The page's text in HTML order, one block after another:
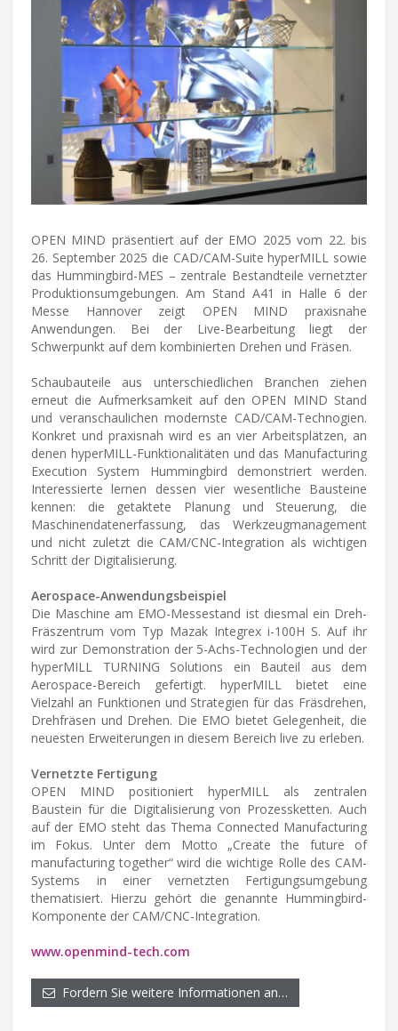
OPEN MIND präsentiert auf der EMO 2025 vom 22. bis
26. September 2025 die CAD/CAM-Suite hyperMILL sowie
das Hummingbird-MES – zentrale Bestandteile vernetzter
Produktionsumgebungen. Am Stand A41 in Halle 6 der
Messe Hannover zeigt OPEN MIND praxisnahe
Anwendungen. Bei der Live-Bearbeitung liegt der
Schwerpunkt auf dem kombinierten Drehen und Fräsen.
Schaubauteile aus unterschiedlichen Branchen ziehen
erneut die Aufmerksamkeit auf den OPEN MIND Stand
und veranschaulichen modernste CAD/CAM-Technogien.
Konkret und praxisnah wird es an vier Arbeitsplätzen, an
denen hyperMILL-Funktionalitäten und das Manufacturing
Execution System Hummingbird demonstriert werden.
Interessierte lernen dessen vier wesentliche Bausteine
kennen: die getaktete Planung und Steuerung, die
Maschinendatenerfassung, das Werkzeugmanagement
und nicht zuletzt die CAM/CNC-Integration als wichtigen
Schritt der Digitalisierung.
Aerospace-Anwendungsbeispiel
Die Maschine am EMO-Messestand ist diesmal ein Dreh-
Fräszentrum vom Typ Mazak Integrex i-100H S. Auf ihr
wird zur Demonstration der 5-Achs-Technologien und der
hyperMILL TURNING Solutions ein Bauteil aus dem
Aerospace-Bereich gefertigt. hyperMILL bietet eine
Vielzahl an Funktionen und Strategien für das Fräsdrehen,
Drehfräsen und Drehen. Die EMO bietet Gelegenheit, die
neuesten Erweiterungen in diesem Bereich live zu erleben.
Vernetzte Fertigung
OPEN MIND positioniert hyperMILL als zentralen
Baustein für die Digitalisierung von Prozessketten. Auch
auf der EMO steht das Thema Connected Manufacturing
im Fokus. Unter dem Motto „Create the future of
manufacturing together“ wird die wichtige Rolle des CAM-
Systems in einer vernetzten Fertigungsumgebung
thematisiert. Hierzu gehört die genannte Hummingbird-
Komponente der CAM/CNC-Integration.
www.openmind-tech.com
Fordern Sie weitere Informationen an…